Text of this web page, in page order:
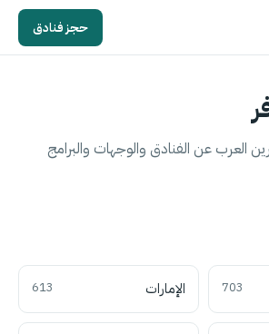
حجز فنادق
العرب عن الفنادق والوجهات والبرامج
703 الإمارات 613